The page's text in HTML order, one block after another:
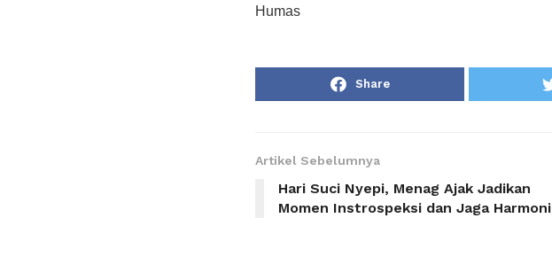
Humas
Share
Artikel Sebelumnya
Hari Suci Nyepi, Menag Ajak Jadikan
Momen Instrospeksi dan Jaga Harmoni